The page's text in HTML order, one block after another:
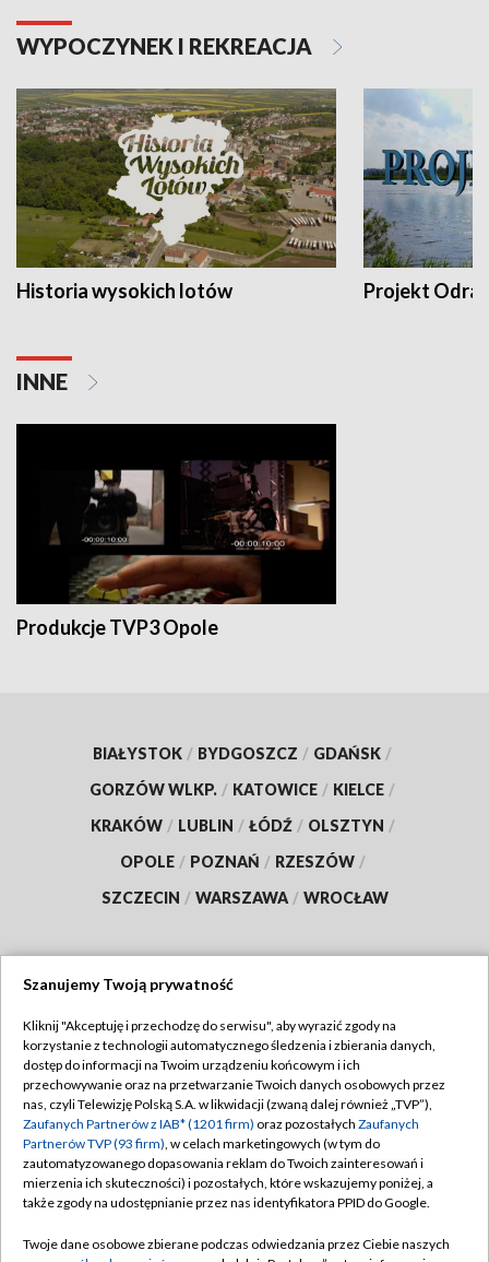
WYPOCZYNEK I REKREACJA
Historia wysokich lotów Projekt Odra
INNE
Produkcje TVP3 Opole
BIAŁYSTOK / BYDGOSZCZ / GDAŃSK /
GORZÓW WLKP. / KATOWICE / KIELCE /
KRAKÓW / LUBLIN / ŁÓDŹ / OLSZTYN /
OPOLE / POZNAŃ / RZESZÓW /
SZCZECIN / WARSZAWA / WROCŁAW
TVP
Abonament TVP
Emisja w TVP
Centrum informacji TVP
Naziemna Telewizja Cyfrowa
Regulamin TVP
Polityka prywatności
Moje zgody
Pomoc
Szanujemy Twoją prywatność
Kliknij "Akceptuję i przechodzę do serwisu", aby wyrazić zgody na
korzystanie z technologii automatycznego śledzenia i zbierania danych,
dostęp do informacji na Twoim urządzeniu końcowym i ich
przechowywanie oraz na przetwarzanie Twoich danych osobowych przez
nas, czyli Telewizję Polską S.A. w likwidacji (zwaną dalej również „TVP”),
Zaufanych Partnerów z IAB* (1201 firm) oraz pozostałych Zaufanych
Partnerów TVP (93 firm), w celach marketingowych (w tym do
zautomatyzowanego dopasowania reklam do Twoich zainteresowań i
mierzenia ich skuteczności) i pozostałych, które wskazujemy poniżej, a
także zgody na udostępnianie przez nas identyfikatora PPID do Google.
Twoje dane osobowe zbierane podczas odwiedzania przez Ciebie naszych